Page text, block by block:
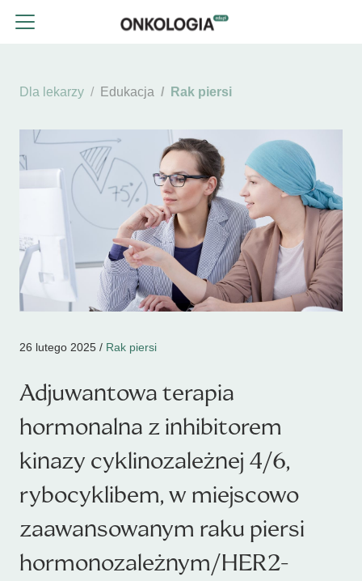
Dla lekarzy Edukacja Rak piersi
26 lutego 2025 / Rak piersi
Adjuwantowa terapia
hormonalna z inhibitorem
kinazy cyklinozależnej 4/6,
rybocyklibem, w miejscowo
zaawansowanym raku piersi
hormonozależnym/HER2-